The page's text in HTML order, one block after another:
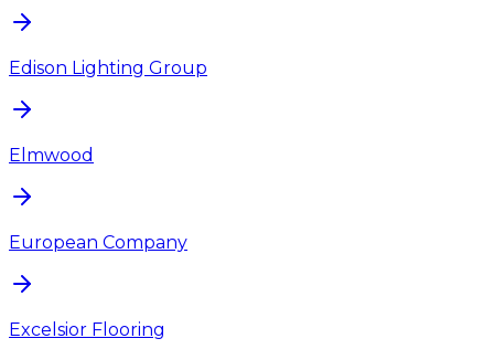
Edison Lighting Group
Elmwood
European Company
Excelsior Flooring